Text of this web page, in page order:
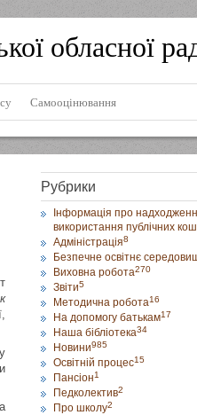
обласної
Самооцінювання
Рубрики
Інформація про
використання публічних
Адміністрація8
Безпечне освітнє
Виховна робота270
Звіти5
Методична робота16
На допомогу батькам17
Наша бібліотека34
Новини985
Освітній процес15
Пансіон1
Педколектив2
Про школу2